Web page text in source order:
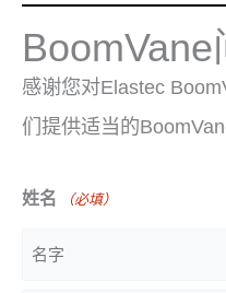
BoomVane
感谢您对Elastec
们提供适当的
姓名 （必填）